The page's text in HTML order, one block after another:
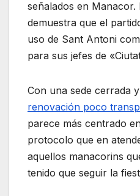
señalados en Manacor.
demuestra que el
uso de Sant Antoni
para sus jefes de
Con una sede cerrada
renovación poco
parece más centrado
protocolo que en
aquellos manacorins
tenido que seguir la